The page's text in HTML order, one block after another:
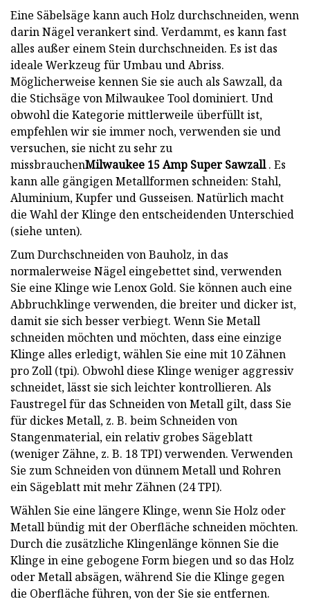
Eine Säbelsäge kann auch Holz durchschneiden, wenn
darin Nägel verankert sind. Verdammt, es kann fast
alles außer einem Stein durchschneiden. Es ist das
ideale Werkzeug für Umbau und Abriss.
Möglicherweise kennen Sie sie auch als Sawzall, da
die Stichsäge von Milwaukee Tool dominiert. Und
obwohl die Kategorie mittlerweile überfüllt ist,
empfehlen wir sie immer noch, verwenden sie und
versuchen, sie nicht zu sehr zu
missbrauchenMilwaukee 15 Amp Super Sawzall. Es
kann alle gängigen Metallformen schneiden: Stahl,
Aluminium, Kupfer und Gusseisen. Natürlich macht
die Wahl der Klinge den entscheidenden Unterschied
(siehe unten).
Zum Durchschneiden von Bauholz, in das
normalerweise Nägel eingebettet sind, verwenden
Sie eine Klinge wie Lenox Gold. Sie können auch eine
Abbruchklinge verwenden, die breiter und dicker ist,
damit sie sich besser verbiegt. Wenn Sie Metall
schneiden möchten und möchten, dass eine einzige
Klinge alles erledigt, wählen Sie eine mit 10 Zähnen
pro Zoll (tpi). Obwohl diese Klinge weniger aggressiv
schneidet, lässt sie sich leichter kontrollieren. Als
Faustregel für das Schneiden von Metall gilt, dass Sie
für dickes Metall, z. B. beim Schneiden von
Stangenmaterial, ein relativ grobes Sägeblatt
(weniger Zähne, z. B. 18 TPI) verwenden. Verwenden
Sie zum Schneiden von dünnem Metall und Rohren
ein Sägeblatt mit mehr Zähnen (24 TPI).
Wählen Sie eine längere Klinge, wenn Sie Holz oder
Metall bündig mit der Oberfläche schneiden möchten.
Durch die zusätzliche Klingenlänge können Sie die
Klinge in eine gebogene Form biegen und so das Holz
oder Metall absägen, während Sie die Klinge gegen
die Oberfläche führen, von der Sie sie entfernen.